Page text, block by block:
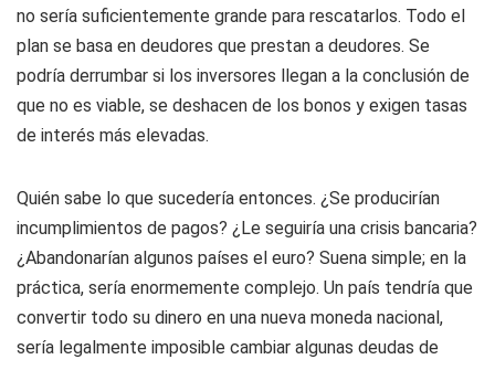
no sería suficientemente grande para rescatarlos. Todo el
plan se basa en deudores que prestan a deudores. Se
podría derrumbar si los inversores llegan a la conclusión de
que no es viable, se deshacen de los bonos y exigen tasas
de interés más elevadas.
Quién sabe lo que sucedería entonces. ¿Se producirían
incumplimientos de pagos? ¿Le seguiría una crisis bancaria?
¿Abandonarían algunos países el euro? Suena simple; en la
práctica, sería enormemente complejo. Un país tendría que
convertir todo su dinero en una nueva moneda nacional,
sería legalmente imposible cambiar algunas deudas de